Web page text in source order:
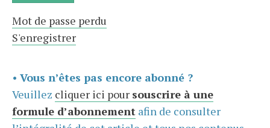
Mot de passe perdu
S'enregistrer
• Vous n’êtes pas encore abonné ?
Veuillez cliquer ici pour souscrire à une
formule d’abonnement afin de consulter